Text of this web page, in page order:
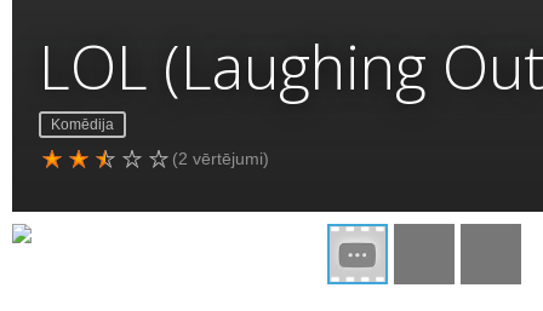
LOL (Laughing
Komēdija
(2 vērtējumi)